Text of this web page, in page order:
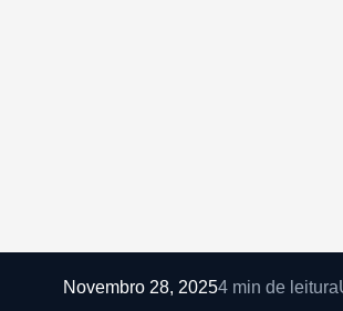
Novembro 28, 20254 min de leitura